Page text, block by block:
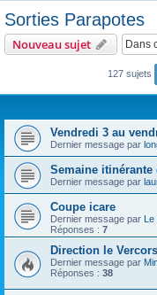
Sorties Parapotes
Nouveau sujet
127 sujets
Vendredi 3 au
Dernier message par
Semaine itinérante
Dernier message par
Coupe icare
Dernier message par
Réponses : 7
Direction le Vercors
Dernier message par
Réponses : 38